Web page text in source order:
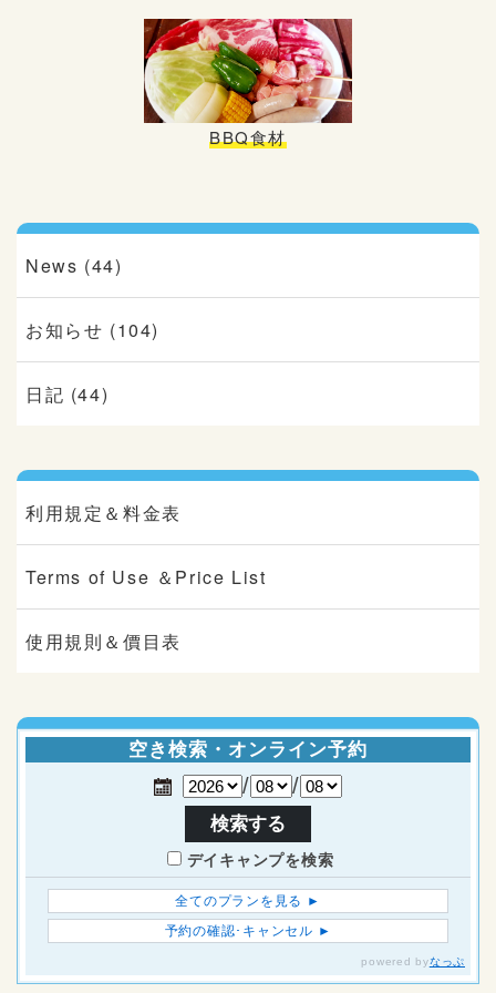
BBQ食材
News (44)
お知らせ (104)
日記 (44)
利用規定＆料金表
Terms of Use ＆Price List
使用規則＆價目表